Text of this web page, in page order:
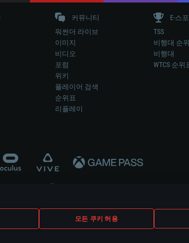
모든 쿠키 허용
커뮤니티
워썬더 라이브
이미지
비디오
포럼
위키
플레이어 검색
순위표
리플레이
E-스
TSS
비행대 순
비행대
WTCS 순위
에 참여하지 않습니다..